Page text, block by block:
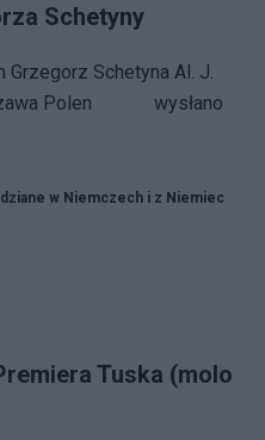
Schetyny
Grzegorz Schetyna Al. J.
Polen wysłano
w Niemczech i z Niemiec
Tuska (molo